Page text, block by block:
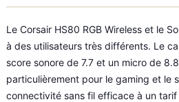
Le Corsair HS80 RGB Wireless et le
à des utilisateurs très différents. Le
score sonore de 7.7 et un micro de
particulièrement pour le gaming et le
connectivité sans fil efficace à un